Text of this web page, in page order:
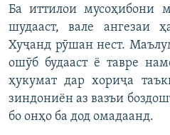
Ба иттилои мусоҳибони
шудааст, вале ангезаи
Хуҷанд рӯшан нест.
ошӯб будааст ё тавре
ҳукумат дар хориҷа
зиндониён аз вазъи
бо онҳо ба дод омадаанд.